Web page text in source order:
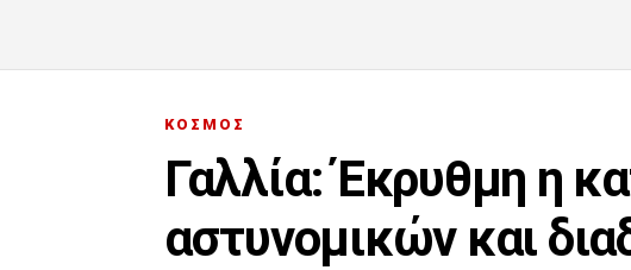
ΚΟΣΜΟΣ
Γαλλία: Έκρυθμη η
αστυνομικών και